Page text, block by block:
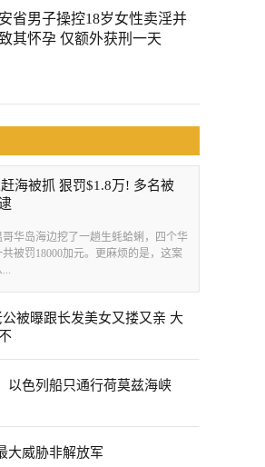
安省男子操控18岁女性卖淫并
致其怀孕 仅额外获刑一天
海被抓 狠罚$1.8万! 多名被
哥华岛海边挖了一趟生蚝蛤蜊，四个华
共被罚18000加元。更麻烦的是，这案
被曝跟长发美女又搂又亲 大
香港豪门圈炸开了锅。8月6日，有网友
以色列船只通行荷莫兹海峡
媒体法斯通讯社（Fars）引述一名议
大威胁非解放军